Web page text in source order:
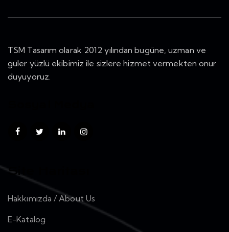
TSM Tasarım olarak 2012 yılından bugüne, uzman ve
güler yüzlü ekibimiz ile sizlere hizmet vermekten onur
duyuyoruz.
Site Haritası
Hakkımızda / About Us
E-Katalog